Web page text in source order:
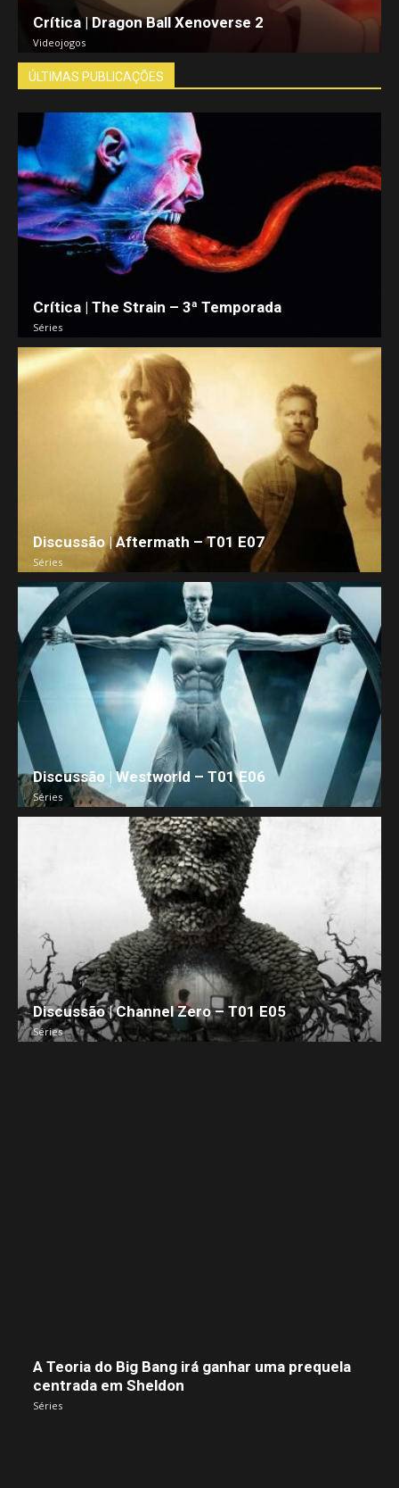
Crítica | Dragon Ball Xenoverse 2
Videojogos
ÚLTIMAS PUBLICAÇÕES
Crítica | The Strain – 3ª Temporada
Séries
Discussão | Aftermath – T01 E07
Séries
Discussão | Westworld – T01 E06
Séries
Discussão | Channel Zero – T01 E05
Séries
A Teoria do Big Bang irá ganhar uma prequela
centrada em Sheldon
Séries